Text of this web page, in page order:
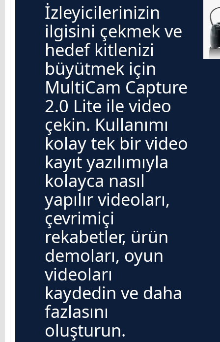
İzleyicilerinizin
ilgisini çekmek ve
hedef kitlenizi
büyütmek için
MultiCam Capture
2.0 Lite ile video
çekin. Kullanımı
kolay tek bir video
kayıt yazılımıyla
kolayca nasıl
yapılır videoları,
çevrimiçi
rekabetler, ürün
demoları, oyun
videoları
kaydedin ve daha
fazlasını
oluşturun.